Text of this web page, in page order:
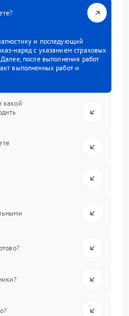
и последующий
наряд с указанием страховых
после выполнения работ
выполненных работ и
какой